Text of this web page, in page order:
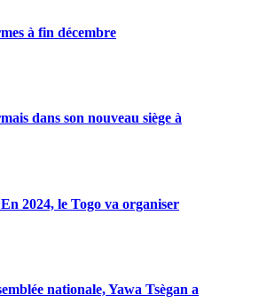
à fin décembre
dans son nouveau siège à
2024, le Togo va organiser
nationale, Yawa Tsègan a